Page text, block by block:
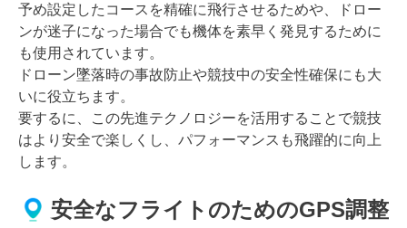
予め設定したコースを精確に飛行させるためや、ドロー
ンが迷子になった場合でも機体を素早く発見するために
も使用されています。
ドローン墜落時の事故防止や競技中の安全性確保にも大
いに役立ちます。
要するに、この先進テクノロジーを活用することで競技
はより安全で楽しくし、パフォーマンスも飛躍的に向上
します。
安全なフライトのためのGPS調整